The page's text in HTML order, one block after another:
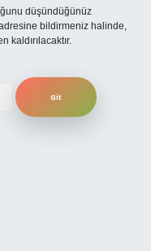
düşündüğünüz
bildirmeniz halinde,
kaldırılacaktır.